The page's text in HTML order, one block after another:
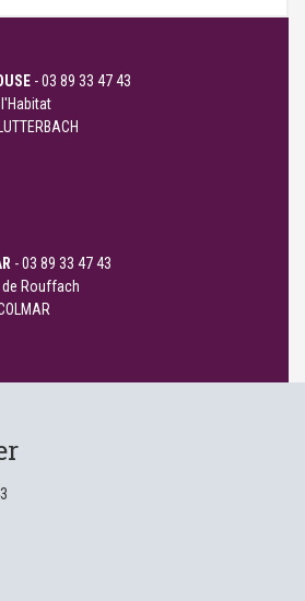
-03 89 33 47 43
-03 89 33 47 43
Rouffach